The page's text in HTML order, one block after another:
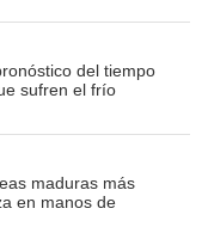
del tiempo
sufren el frío
maduras más
en manos de